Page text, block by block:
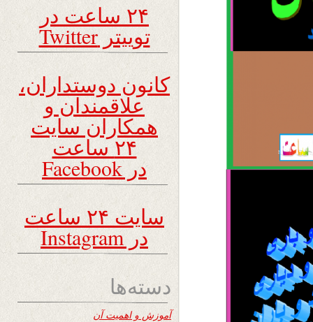
۲۴ ساعت در
توییتر Twitter
کانون دوستداران،
علاقمندان و
همکاران سایت
۲۴ ساعت
در Facebook
سایت ۲۴ ساعت
در Instagram
دسته‌ها
آموزش و اهمیت آن